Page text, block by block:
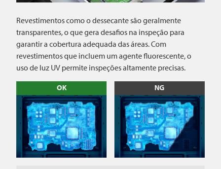
Revestimentos como o dessecante são geralmente
transparentes, o que gera desafios na inspeção para
garantir a cobertura adequada das áreas. Com
revestimentos que incluem um agente fluorescente, o
uso de luz UV permite inspeções altamente precisas.
OK NG